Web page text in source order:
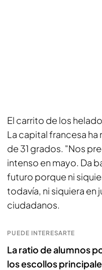
El carrito de los
La capital francesa
de 31 grados. "Nos
intenso en mayo. Da
futuro porque ni
todavía, ni siquiera en
ciudadanos.
PUEDE INTERESARTE
La ratio de alumnos
los escollos